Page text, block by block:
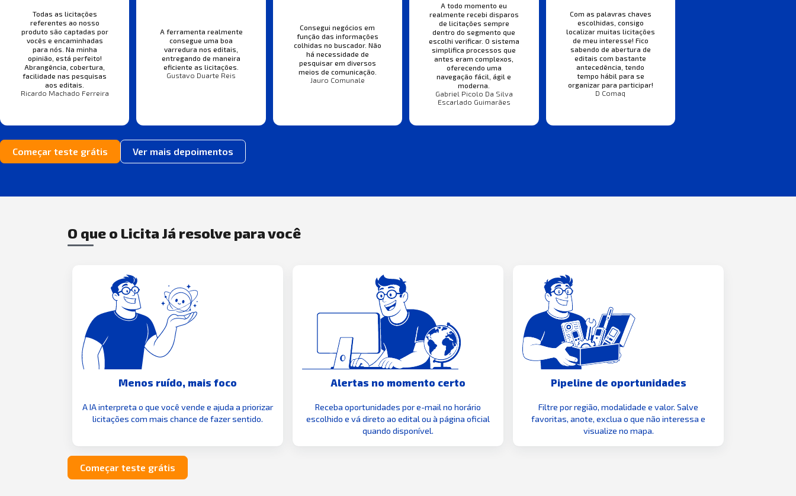
Todas as licitações
referentes ao nosso
produto são captadas por
vocês e encaminhadas
para nós. Na minha
opinião, está perfeito!
Abrangência, cobertura,
facilidade nas pesquisas
aos editais.
Ricardo Machado Ferreira
A ferramenta realmente
consegue uma boa
varredura nos editais,
entregando de maneira
eficiente as licitações.
Gustavo Duarte Reis
Consegui negócios em
função das informações
colhidas no buscador. Não
há necessidade de
pesquisar em diversos
meios de comunicação.
Jauro Comunale
A todo momento eu
realmente recebi disparos
de licitações sempre
dentro do segmento que
escolhi verificar. O sistema
simplifica processos que
antes eram complexos,
oferecendo uma
navegação fácil, ágil e
moderna.
Gabriel Picolo Da Silva
Escarlado Guimarães
Com as palavras chaves
escolhidas, consigo
localizar muitas licitações
de meu interesse! Fico
sabendo de abertura de
editais com bastante
antecedência, tendo
tempo hábil para se
organizar para participar!
D Comaq
Começar teste grátis Ver mais depoimentos
O que o Licita Já resolve para você
Menos ruído, mais foco
A IA interpreta o que você vende e ajuda a priorizar
licitações com mais chance de fazer sentido.
Alertas no momento certo
Receba oportunidades por e-mail no horário
escolhido e vá direto ao edital ou à página oficial
quando disponível.
Pipeline de oportunidades
Filtre por região, modalidade e valor. Salve
favoritas, anote, exclua o que não interessa e
visualize no mapa.
Começar teste grátis